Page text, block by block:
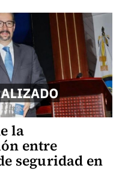
la
entre
seguridad en